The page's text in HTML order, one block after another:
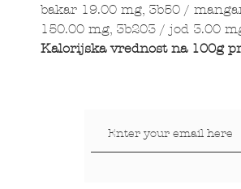
bakar 19.00 mg, 3b50 /
150.00 mg, 3b203 / jod 3.00
Kalorijska vrednost na 100g